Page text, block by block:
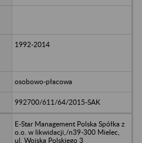
1992-2014
osobowo-płacowa
992700/611/64/2015-SAK
E-Star Management Polska Spółka z
o.o. w likwidacji,/n39-300 Mielec,
ul. Wojska Polskiego 3